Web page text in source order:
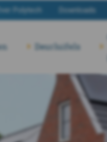
Over Polytech Downloads
Deurluifels